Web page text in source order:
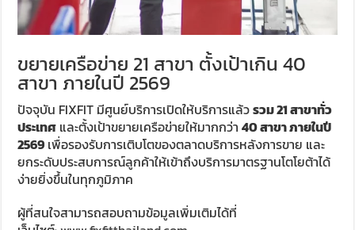
ขยายเครือข่าย 21 สาขา ตั้งเป้าเกิน 40
สาขา ภายในปี 2569
ปัจจุบัน FIXFIT มีศูนย์บริการเปิดให้บริการแล้วรวม 21 สาขาทั่ว
ประเทศ และตั้งเป้าขยายเครือข่ายให้มากกว่า40 สาขา ภายในปี
2569 เพื่อรองรับการเติบโตของตลาดบริการหลังการขาย และ
ยกระดับประสบการณ์ลูกค้าให้เข้าถึงบริการมาตรฐานโตโยต้าได้
ง่ายยิ่งขึ้นในทุกภูมิภาค
ผู้ที่สนใจสามารถสอบถามข้อมูลเพิ่มเติมได้ที่